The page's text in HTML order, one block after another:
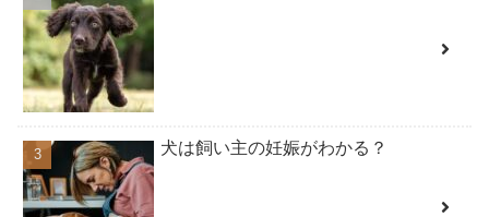
犬は飼い主の妊娠がわかる？